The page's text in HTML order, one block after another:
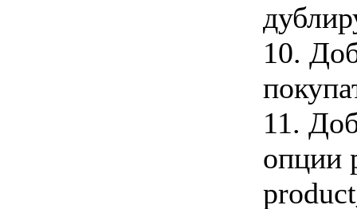
10.
11.
опции